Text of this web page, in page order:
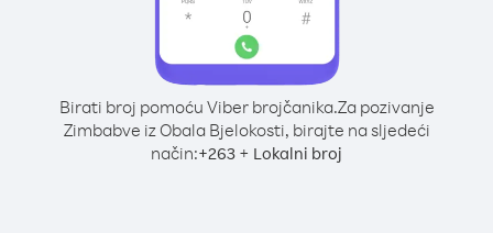
Birati broj pomoću Viber brojčanika.Za pozivanje
Zimbabve iz Obala Bjelokosti, birajte na sljedeći
način:+263 + Lokalni broj